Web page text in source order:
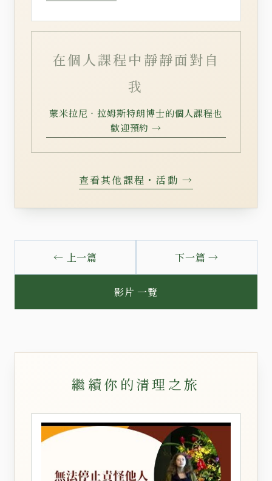
在個人課程中靜靜面對自
我
蒙米拉尼‧拉姆斯特朗博士的個人課程也
歡迎預約 →
查看其他課程・活動 →
← 上一篇
影片 一覽
下一篇 →
繼續你的清理之旅